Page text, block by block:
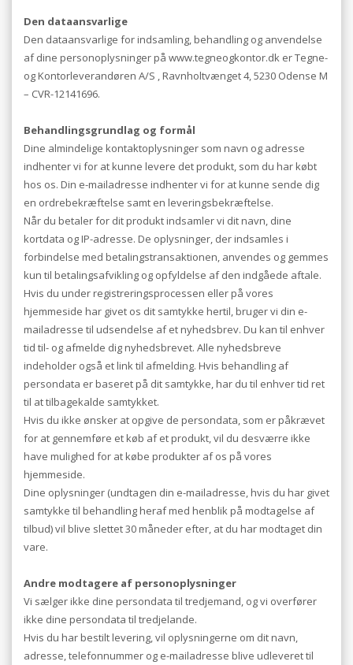
Den dataansvarlige
Den dataansvarlige for indsamling, behandling og anvendelse
af dine personoplysninger på www.tegneogkontor.dk er Tegne-
og Kontorleverandøren A/S , Ravnholtvænget 4, 5230 Odense M
– CVR-12141696.
Behandlingsgrundlag og formål
Dine almindelige kontaktoplysninger som navn og adresse
indhenter vi for at kunne levere det produkt, som du har købt
hos os. Din e-mailadresse indhenter vi for at kunne sende dig
en ordrebekræftelse samt en leveringsbekræftelse.
Når du betaler for dit produkt indsamler vi dit navn, dine
kortdata og IP-adresse. De oplysninger, der indsamles i
forbindelse med betalingstransaktionen, anvendes og gemmes
kun til betalingsafvikling og opfyldelse af den indgåede aftale.
Hvis du under registreringsprocessen eller på vores
hjemmeside har givet os dit samtykke hertil, bruger vi din e-
mailadresse til udsendelse af et nyhedsbrev. Du kan til enhver
tid til- og afmelde dig nyhedsbrevet. Alle nyhedsbreve
indeholder også et link til afmelding. Hvis behandling af
persondata er baseret på dit samtykke, har du til enhver tid ret
til at tilbagekalde samtykket.
Hvis du ikke ønsker at opgive de persondata, som er påkrævet
for at gennemføre et køb af et produkt, vil du desværre ikke
have mulighed for at købe produkter af os på vores
hjemmeside.
Dine oplysninger (undtagen din e-mailadresse, hvis du har givet
samtykke til behandling heraf med henblik på modtagelse af
tilbud) vil blive slettet 30 måneder efter, at du har modtaget din
vare.
Andre modtagere af personoplysninger
Vi sælger ikke dine persondata til tredjemand, og vi overfører
ikke dine persondata til tredjelande.
Hvis du har bestilt levering, vil oplysningerne om dit navn,
adresse, telefonnummer og e-mailadresse blive udleveret til